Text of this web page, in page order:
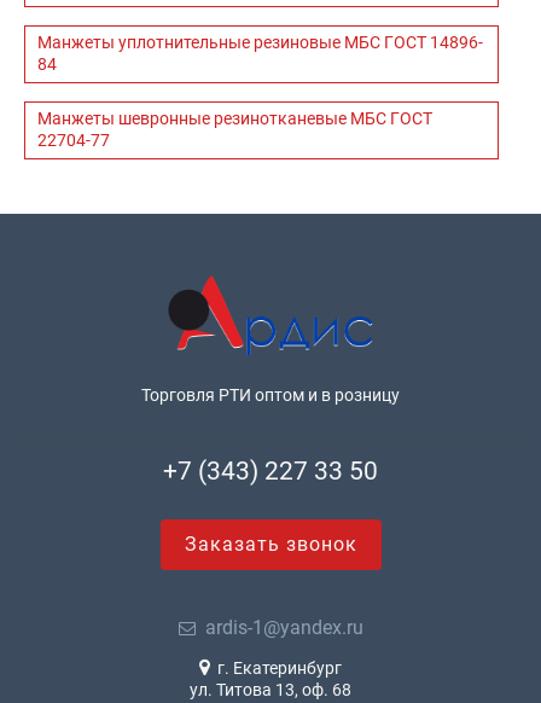
Манжеты уплотнительные резиновые МБС ГОСТ 14896-
84
Манжеты шевронные резинотканевые МБС ГОСТ
22704-77
Торговля РТИ оптом и в розницу
+7 (343) 227 33 50
Заказать звонок
ardis-1@yandex.ru
г. Екатеринбург
ул. Титова 13, оф. 68